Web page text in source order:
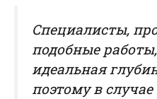
Специалисты,
подобные
идеальная
поэтому в случае